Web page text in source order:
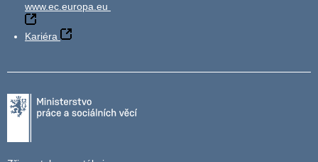
www.ec.europa.eu
Kariéra